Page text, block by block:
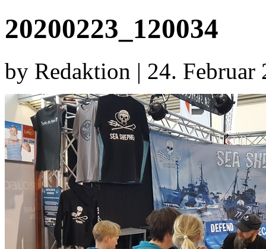
20200223_120034
by Redaktion | 24. Februar